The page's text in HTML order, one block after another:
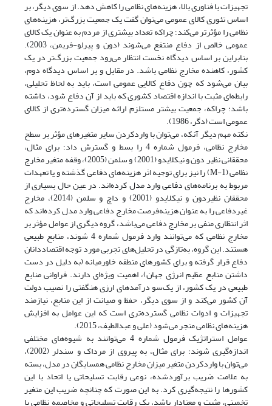
تجهیزات با فناوری بالا، هزینه‌های نظامی را کاهش دهد. از سوی دیگر، بر
اساس تئوری کالای عمومی می‌توان گفت یک جمعیت بزرگ‌تر، هزینه‌های
نظامی را مؤثرتر می‌کند؛ چراکه تعداد بیشتری از مردم به عنوان یک کالای
عمومی خالص از دفاع منتفع می‌شوند (دون و پیرلو-فریمن، 2003).
بنابراین بر اساس دیدگاه نخست انتظار می‌رود جمعیت بزرگ‌تر در یک
کشور، کاهنده مخارج نظامی باشد. در مقابل و بر اساس دیدگاه دوم،
بیان می‌شود که چون دفاع کالایی عمومی است، باید به لحاظ تحلیلی،
رابطه‌ای مثبت با اندازه اقتصاد کشوری که باید از آن دفاع شود، داشته
باشد؛ چراکه، جمعیت بیشتر مستلزم ارائه میزان گسترده‌تری از کالای
عمومی است (دگر، 1986).
نکته مهم دیگر آنکه، می‌توان با وارد‌کردن سایر متغیرهای مؤثر بر سطح
مخارج نظامی، فرمول شماره 4 را بسط و گسترش داد؛ برای مثال،
محققانی نظیر دون و نیکلایدو (2001) و سلمن (2005)، وقفه متغیر مخارج
نظامی (M-1) را نیز برای توجیه اثر هزینه‌های دفاعی گذشته و یا تعهدات
مربوط به برنامه‌های دفاعی وارد مدل کرده‌اند. در عین حال بسیاری از
محققان نظیردون و نیکلایدو (2001) و داچ و سلمن (2014)، مخارج
غیردفاعی را به عنوان هزینه‌فرصت مخارج دفاعی وارد مدل کرده‌اند که
اثر انتظاری منفی بر مخارج دفاعی می‌باشد، گروه دیگری از عوامل مؤثر بر
مخارج نظامی که می‌توانند وارد فرمول شماره 4 شوند، منابع طبیعی
هستند. این گروه، به‌تازگی در تحلیل‌های تجربی مورد توجه اقتصاددانان
دفاع قرار گرفته و برای کشورهای منطقه خاورمیانه (به دلیل در‌ دست
داشتن منابع عظیم انرژی جهان)، اهمیت ویژه‌ای دارند. فراوانی منابع
طبیعی در یک کشور، از یک‌سو درآمدهای ارزی هنگفتی را نصیب دولت
آن کشور می‌کند و از سوی دیگر، حفظ و صیانت از این منابع، نیازمند
تجهیزات و ادوات نظامی گسترده‌تری است که این عوامل به افزایش
هزینه‌های نظامی منجر می‌شود (علی و عبدالطیف، 2015).
عوامل استراتژیک فرمول شماره 4 می‌توانند به‌ شیوه‌های مختلفی
اندازه‌گیری شوند؛ برای مثال، به پیروی از مرداک و سندلر (2002)،
می‌توان با وارد‌کردن متغیر میزان مخارج نظامی همسایگان در مدل، بسته
به علامت ضریب برآوردشده، نوعی رقابت تسلیحاتی یا اتحاد با این
کشورها را نتیجه‌گیری کرد. به این صورت که چنانچه ضریب این متغیر
تخمینی، مثبت و معنادار باشد، یک رقابت تسلیحاتی و مخاصمه نظامی با